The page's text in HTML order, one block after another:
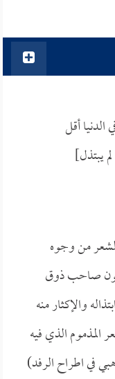
أقل
يبتذل]
من وجوه
صاحب ذوق
والإكثار منه
المذموم الذي فيه
في اطراح الرفد)